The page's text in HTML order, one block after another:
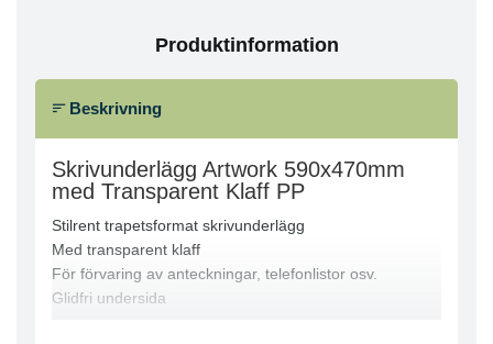
Produktinformation
Beskrivning
Skrivunderlägg Artwork 590x470mm
med Transparent Klaff PP
Stilrent trapetsformat skrivunderlägg
Med transparent klaff
För förvaring av anteckningar, telefonlistor osv.
Glidfri undersida